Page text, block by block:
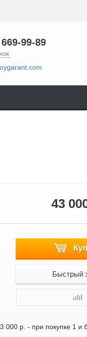
99-89
43
Быстрый
000 р. - при покупке 1 и